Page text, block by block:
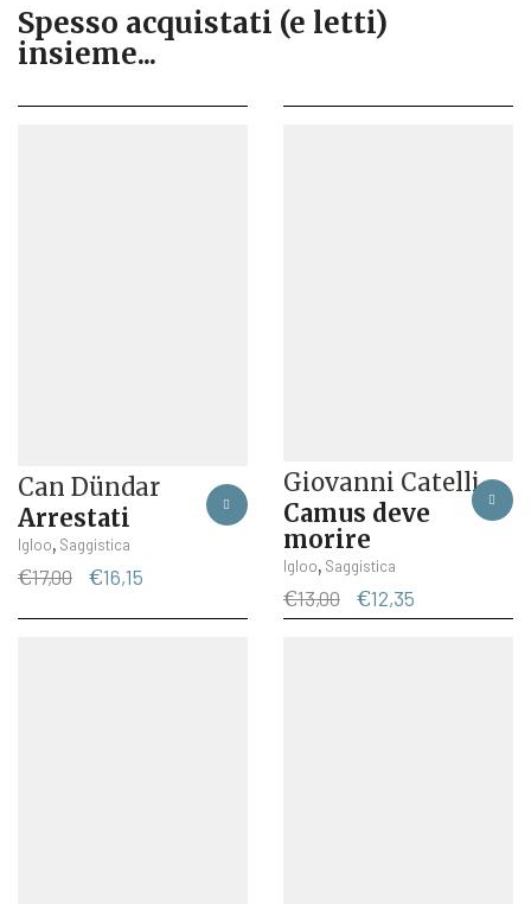
Spesso acquistati (e letti)
insieme...
Can Dündar
Arrestati
Igloo, Saggistica
€17,00
Il
originale
€16,15
attuale
Giovanni Catelli
Camus deve
morire
Igloo, Saggistica
€13,00
Il
prezzo
€12,35
prezzo